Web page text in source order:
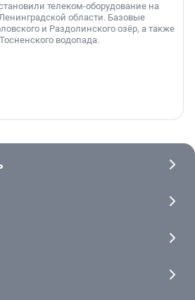
телеком-оборудование на
области. Базовые
и Раздолинского озёр, а также
водопада.